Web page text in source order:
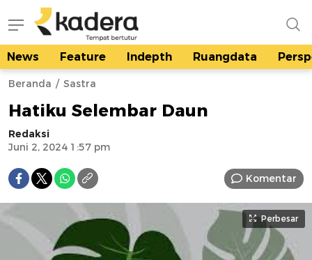
kadera.id
Tempat bertutur
News Feature Indepth Ruangdata
Beranda Sastra
Hatiku Selembar Daun
Redaksi
Juni 2, 2024 1:57 pm
Komentar
Perbesar